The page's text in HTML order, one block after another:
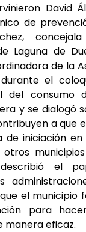
David
de
Laguna de
de la
el
del consumo
y se dialogó
a que
de iniciación
el
el municipio
para
eficaz.